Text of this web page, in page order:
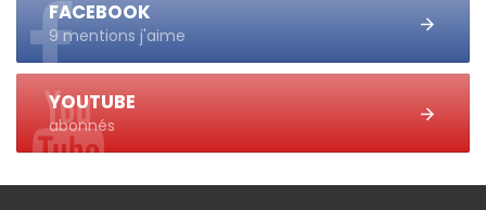
FACEBOOK
9 mentions j'aime
YOUTUBE
abonnés